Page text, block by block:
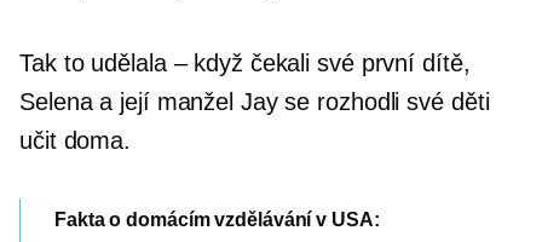
Tak to udělala – když čekali své první dítě,
Selena a její manžel Jay se rozhodli své děti
učit doma.
Fakta o domácím vzdělávání v USA: